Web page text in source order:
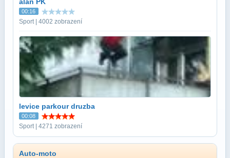
00:16
Sport | 4002 zobrazení
levice parkour druzba
00:08
Sport | 4271 zobrazení
Auto-moto